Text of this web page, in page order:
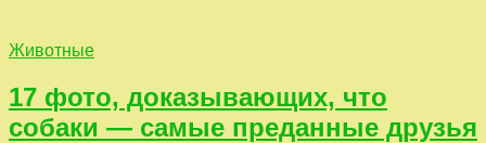
Животные
17 фото, доказывающих, что
собаки — самые преданные друзья